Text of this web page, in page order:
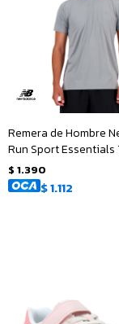
Remera de Hombre
Run Sport Essentials
Gris
$ 1.390
$1.112